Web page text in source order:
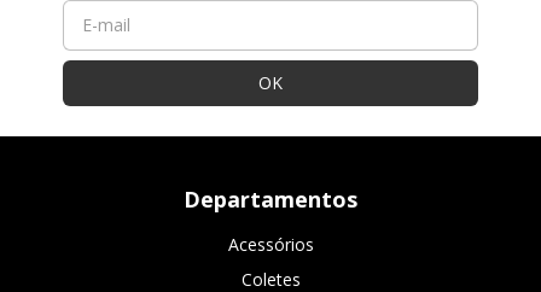
Departamentos
Acessórios
Coletes